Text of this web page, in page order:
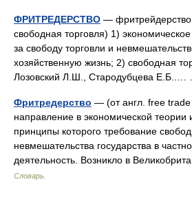
ФРИТРЕДЕРСТВО —
свободная торговля) 1)
за свободу торговли и
хозяйственную жизнь; 2) свободная
Лозовский Л.Ш., Стародубцева
Фритредерство — (от англ. free trade
направление в экономической теории
принципы которого требование
невмешательства государства в
деятельность. Возникло в
Словарь.